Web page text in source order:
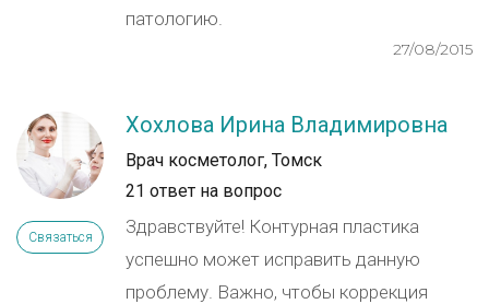
патологию.
27/08/2015
Связаться
Хохлова Ирина Владимировна
Врач косметолог, Томск
21 ответ на вопрос
Здравствуйте! Контурная пластика
успешно может исправить данную
проблему. Важно, чтобы коррекция